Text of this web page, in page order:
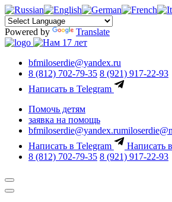
Powered by Translate
bfmiloserdie@yandex.ru
8 (812) 702-79-35 8 (921) 917-22-93
Написать в Telegram
Помочь детям
заявка на помощь
bfmiloserdie@yandex.ru
Написать в Telegram
Написать
8 (812) 702-79-35 8 (921) 917-22-93